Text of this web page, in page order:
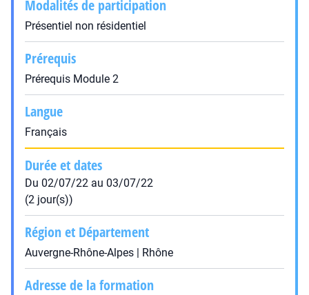
Modalités de participation
Présentiel non résidentiel
Prérequis
Prérequis Module 2
Langue
Français
Durée et dates
Du 02/07/22 au 03/07/22
(2 jour(s))
Région et Département
Auvergne-Rhône-Alpes | Rhône
Adresse de la formation